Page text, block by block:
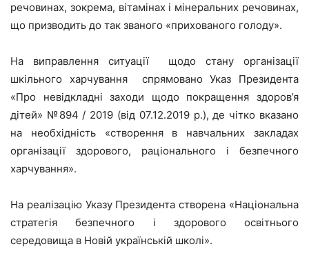
речовинах, зокрема, вітамінах і мінеральних речовинах,
що призводить до так званого «прихованого голоду».
На виправлення ситуації щодо стану організації
шкільного харчування спрямовано Указ Президента
«Про невідкладні заходи щодо покращення здоров’я
дітей» №894 / 2019 (від 07.12.2019 р.), де чітко вказано
на необхідність «створення в навчальних закладах
організації здорового, раціонального і безпечного
харчування».
На реалізацію Указу Президента створена «Національна
стратегія безпечного і здорового освітнього
середовища в Новій українській школі».